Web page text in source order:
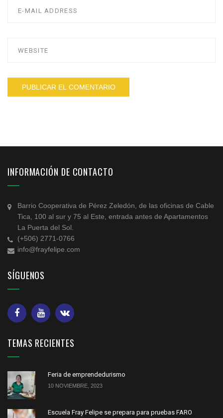
INFORMACIÓN DE CONTACTO
Barrio Cooperativa de Pérez Zeledón, de las oficinas de Cable
Tica, 100 al sur y 75 al Este, entrada antes de Apartamentos
La Puerta del Sol.
(+506) 2771-0766
info@frayfelipe.com
SÍGUENOS
TEMAS RECIENTES
Feria de emprendedurismo
10 NOVIEMBRE, 2023
Escuela Fray Felipe se prepara para pruebas FARO